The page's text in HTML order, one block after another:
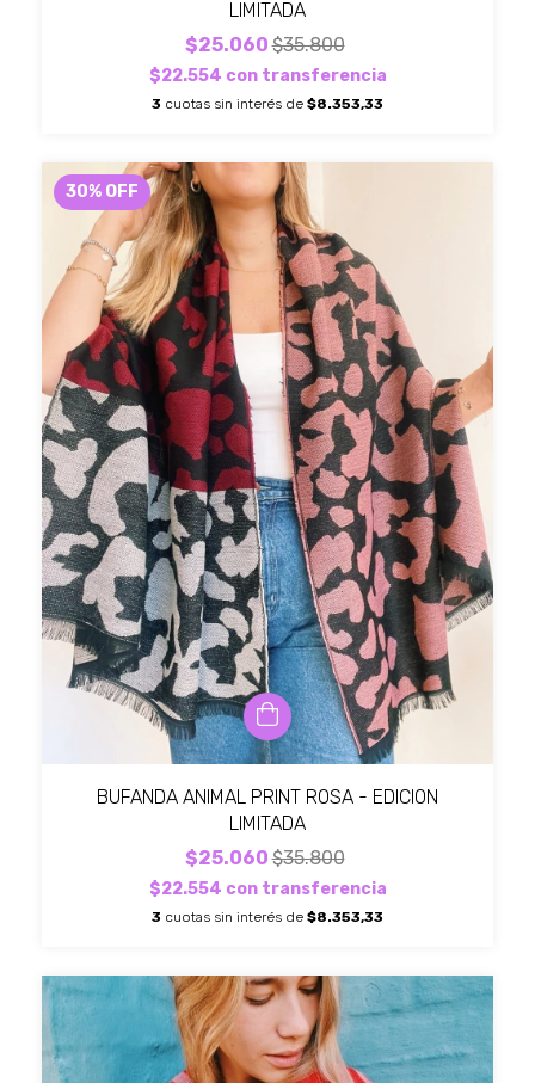
LIMITADA
$25.060$35.800
$22.554 con transferencia
3 cuotas sin interés de $8.353,33
30% OFF
BUFANDA ANIMAL PRINT ROSA - EDICION
LIMITADA
$25.060$35.800
$22.554 con transferencia
3 cuotas sin interés de $8.353,33